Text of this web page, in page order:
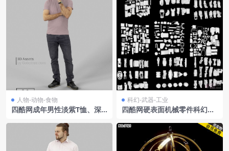
人物-动物-食物
四酷网成年男性淡紫T恤、深
科幻-武器-工业
四酷网硬表面机械零件科幻机